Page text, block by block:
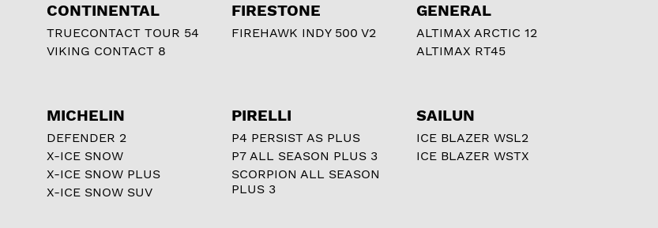
CONTINENTAL
TRUECONTACT TOUR 54
VIKING CONTACT 8
FIRESTONE
FIREHAWK INDY 500 V2
GENERAL
ALTIMAX ARCTIC 12
ALTIMAX RT45
MICHELIN
DEFENDER 2
X-ICE SNOW
X-ICE SNOW PLUS
X-ICE SNOW SUV
PIRELLI
P4 PERSIST AS PLUS
P7 ALL SEASON PLUS 3
SCORPION ALL SEASON
PLUS 3
SAILUN
ICE BLAZER WSL2
ICE BLAZER WSTX